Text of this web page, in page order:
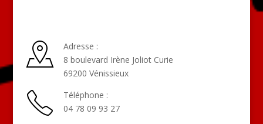
Adresse :
8 boulevard Irène Joliot Curie
69200 Vénissieux
Téléphone :
04 78 09 93 27